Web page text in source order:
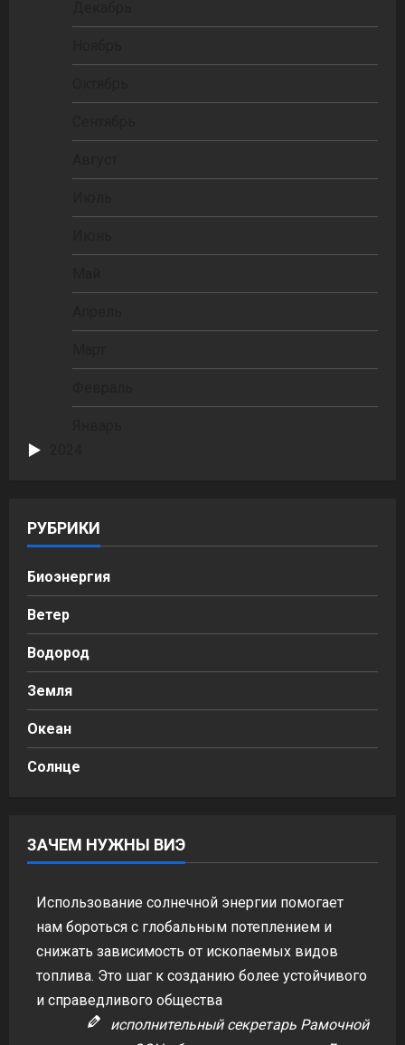
РУБРИКИ
Биоэнергия
Ветер
Водород
Земля
Океан
Солнце
ЗАЧЕМ НУЖНЫ ВИЭ
Использование солнечной энергии помогает
нам бороться с глобальным потеплением и
снижать зависимость от ископаемых видов
топлива. Это шаг к созданию более устойчивого
и справедливого общества
исполнительный секретарь Рамочной